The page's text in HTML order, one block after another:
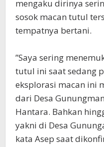
mengaku dirinya
sosok macan tutul
tempatnya bertani.
‎”Saya sering
tutul ini saat sedang
eksplorasi macan ini
dari Desa
Hantara. Bahkan
yakni di Desa
kata Asep saat